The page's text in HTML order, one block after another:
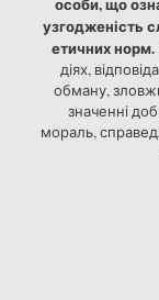
узгодженість
етичних норм.
діях,
обману,
значенні
мораль,